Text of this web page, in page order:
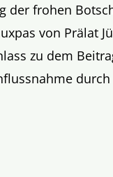
der frohen
von Prälat
zu dem